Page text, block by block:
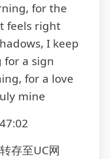
for the
feels right
I keep
for a sign
for a love
mine
存至UC网